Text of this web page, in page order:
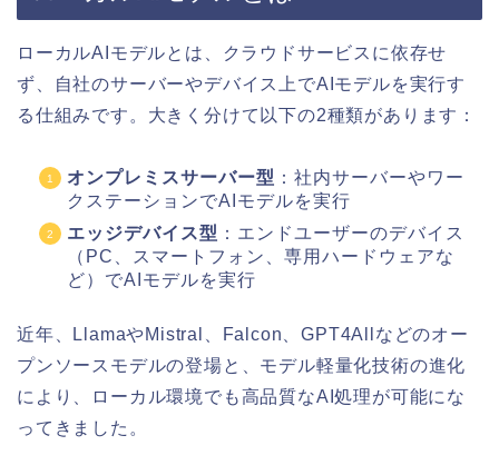
ローカルAIモデルとは、クラウドサービスに依存せ
ず、自社のサーバーやデバイス上でAIモデルを実行す
る仕組みです。大きく分けて以下の2種類があります：
オンプレミスサーバー型 ：社内サーバーやワー
クステーションでAIモデルを実行
エッジデバイス型 ：エンドユーザーのデバイス
（PC、スマートフォン、専用ハードウェアな
ど）でAIモデルを実行
近年、LlamaやMistral、Falcon、GPT4Allなどのオー
プンソースモデルの登場と、モデル軽量化技術の進化
により、ローカル環境でも高品質なAI処理が可能にな
ってきました。